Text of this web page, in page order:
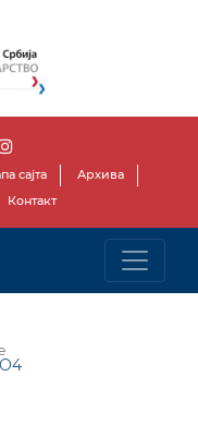
сајта
Архива
Контакт